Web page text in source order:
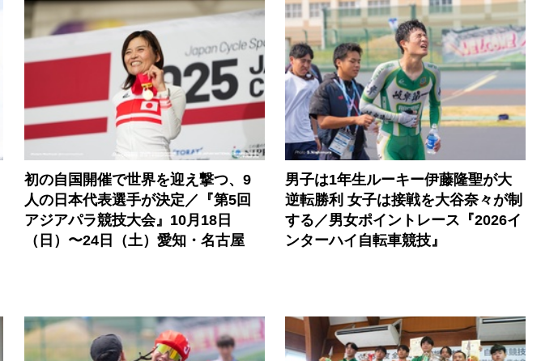
初の自国開催で世界を迎え撃つ、9
人の日本代表選手が決定／『第5回
アジアパラ競技大会』10月18日
（日）〜24日（土）愛知・名古屋
男子は1年生ルーキー伊藤隆聖が大
逆転勝利 女子は接戦を大谷奈々が制
する／男女ポイントレース『2026イ
ンターハイ自転車競技』